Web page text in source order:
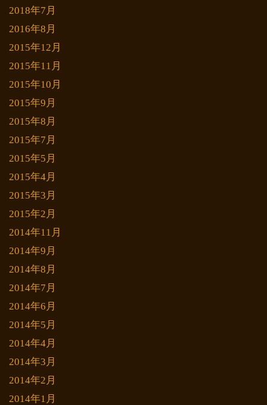
2018年7月
2016年8月
2015年12月
2015年11月
2015年10月
2015年9月
2015年8月
2015年7月
2015年5月
2015年4月
2015年3月
2015年2月
2014年11月
2014年9月
2014年8月
2014年7月
2014年6月
2014年5月
2014年4月
2014年3月
2014年2月
2014年1月